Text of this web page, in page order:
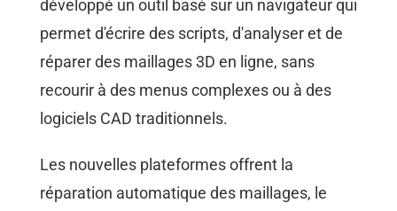
développé un outil basé sur un navigateur qui
permet d'écrire des scripts, d'analyser et de
réparer des maillages 3D en ligne, sans
recourir à des menus complexes ou à des
logiciels CAD traditionnels.
Les nouvelles plateformes offrent la
réparation automatique des maillages, le